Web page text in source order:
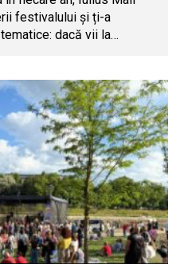
festivalului și ți-a
dacă vii la…